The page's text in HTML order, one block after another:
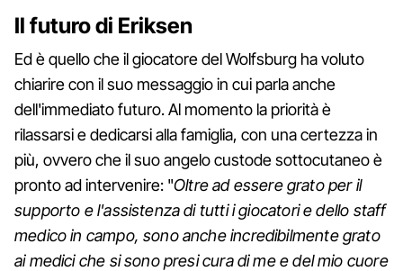
Il futuro di Eriksen
Ed è quello che il giocatore del Wolfsburg ha voluto
chiarire con il suo messaggio in cui parla anche
dell'immediato futuro. Al momento la priorità è
rilassarsi e dedicarsi alla famiglia, con una certezza in
più, ovvero che il suo angelo custode sottocutaneo è
pronto ad intervenire: "Oltre ad essere grato per il
supporto e l'assistenza di tutti i giocatori e dello staff
medico in campo, sono anche incredibilmente grato
ai medici che si sono presi cura di me e del mio cuore